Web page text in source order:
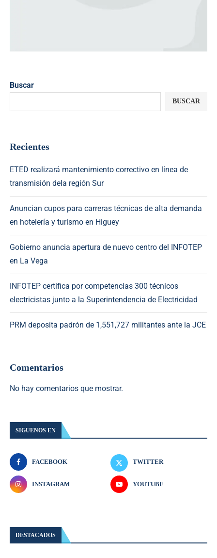
Buscar
BUSCAR
Recientes
ETED realizará mantenimiento correctivo en línea de
transmisión dela región Sur
Anuncian cupos para carreras técnicas de alta demanda
en hotelería y turismo en Higuey
Gobierno anuncia apertura de nuevo centro del INFOTEP
en La Vega
INFOTEP certifica por competencias 300 técnicos
electricistas junto a la Superintendencia de Electricidad
PRM deposita padrón de 1,551,727 militantes ante la JCE
Comentarios
No hay comentarios que mostrar.
SIGUENOS EN
FACEBOOK TWITTER
INSTAGRAM YOUTUBE
DESTACADOS